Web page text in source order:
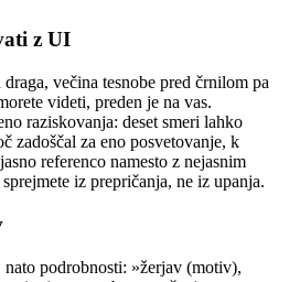
z UI
večina tesnobe pred črnilom pa
videti, preden je na vas.
raziskovanja: deset smeri lahko
zadoščal za eno posvetovanje, k
referenco namesto z nejasnim
iz prepričanja, ne iz upanja.
podrobnosti: »žerjav (motiv),